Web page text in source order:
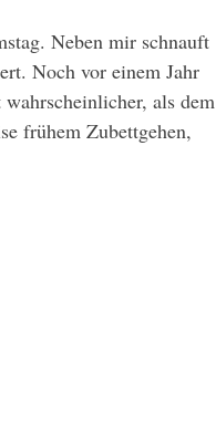
Neben mir schnauft
Noch vor einem Jahr
als dem
frühem Zubettgehen,